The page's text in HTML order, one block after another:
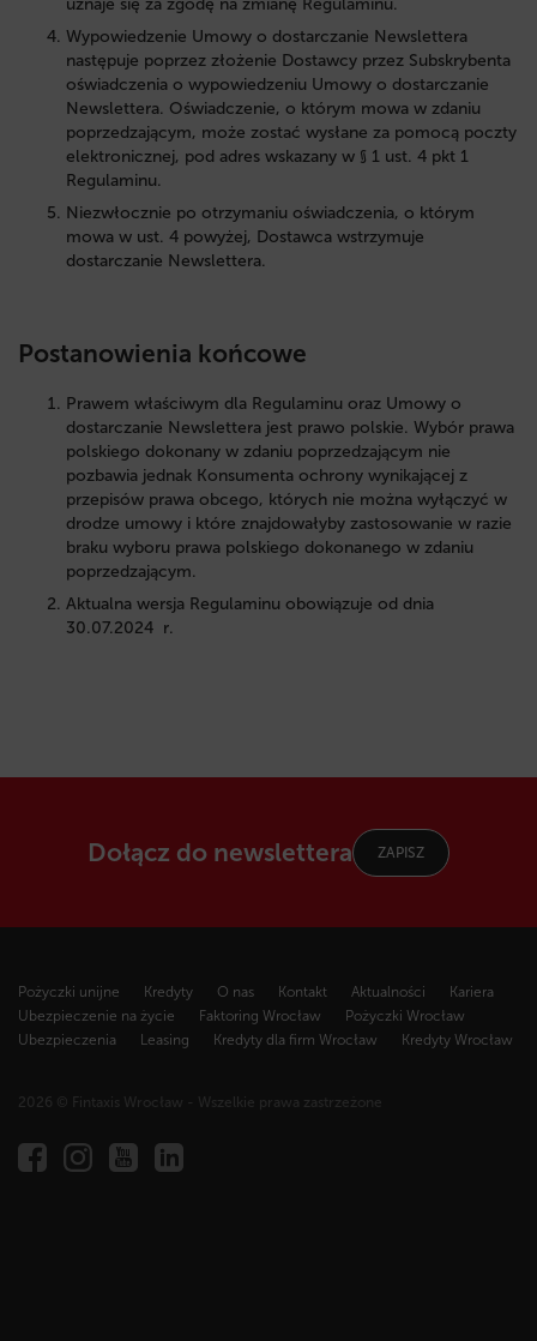
uznaje się za zgodę na zmianę Regulaminu.
Wypowiedzenie Umowy o dostarczanie Newslettera
następuje poprzez złożenie Dostawcy przez Subskrybenta
oświadczenia o wypowiedzeniu Umowy o dostarczanie
Newslettera. Oświadczenie, o którym mowa w zdaniu
poprzedzającym, może zostać wysłane za pomocą poczty
elektronicznej, pod adres wskazany w § 1 ust. 4 pkt 1
Regulaminu.
Niezwłocznie po otrzymaniu oświadczenia, o którym
mowa w ust. 4 powyżej, Dostawca wstrzymuje
dostarczanie Newslettera.
Postanowienia końcowe
Prawem właściwym dla Regulaminu oraz Umowy o
dostarczanie Newslettera jest prawo polskie. Wybór prawa
polskiego dokonany w zdaniu poprzedzającym nie
pozbawia jednak Konsumenta ochrony wynikającej z
przepisów prawa obcego, których nie można wyłączyć w
drodze umowy i które znajdowałyby zastosowanie w razie
braku wyboru prawa polskiego dokonanego w zdaniu
poprzedzającym.
Aktualna wersja Regulaminu obowiązuje od dnia
30.07.2024 r.
Dołącz do newslettera ZAPISZ
Pożyczki unijne Kredyty O nas Kontakt Aktualności
Kariera
Ubezpieczenie na życie
Faktoring Wrocław
Pożyczki Wrocław
Ubezpieczenia
Leasing Kredyty dla firm Wrocław Kredyty Wrocław
2026 © Fintaxis Wrocław - Wszelkie prawa zastrzeżone